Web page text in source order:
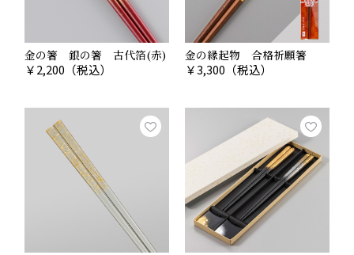
金の箸 銀の箸 古代箔(赤)
￥2,200 （税込）
金の縁起物 合格祈願箸
￥3,300 （税込）